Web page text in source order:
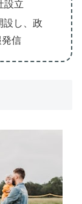
設立
設し、政
信